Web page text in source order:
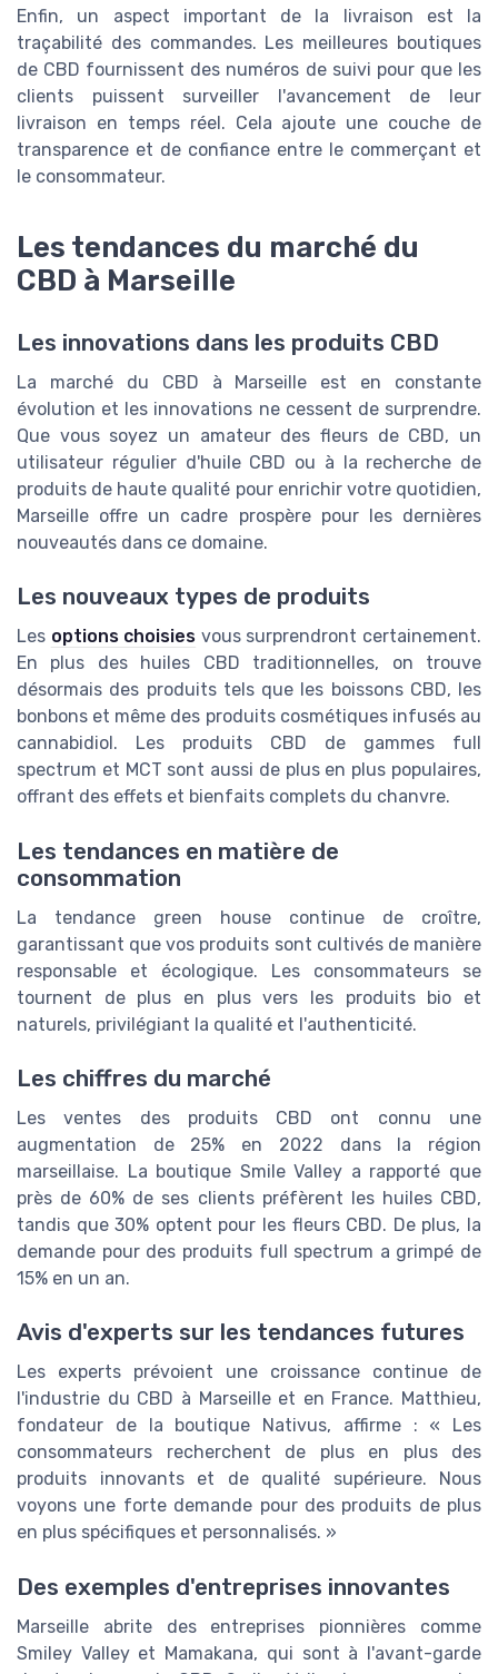
Enfin, un aspect important de la livraison est la
traçabilité des commandes. Les meilleures boutiques
de CBD fournissent des numéros de suivi pour que les
clients puissent surveiller l'avancement de leur
livraison en temps réel. Cela ajoute une couche de
transparence et de confiance entre le commerçant et
le consommateur.
Les tendances du marché du
CBD à Marseille
Les innovations dans les produits CBD
La marché du CBD à Marseille est en constante
évolution et les innovations ne cessent de surprendre.
Que vous soyez un amateur des fleurs de CBD, un
utilisateur régulier d'huile CBD ou à la recherche de
produits de haute qualité pour enrichir votre quotidien,
Marseille offre un cadre prospère pour les dernières
nouveautés dans ce domaine.
Les nouveaux types de produits
Les options choisies vous surprendront certainement.
En plus des huiles CBD traditionnelles, on trouve
désormais des produits tels que les boissons CBD, les
bonbons et même des produits cosmétiques infusés au
cannabidiol. Les produits CBD de gammes full
spectrum et MCT sont aussi de plus en plus populaires,
offrant des effets et bienfaits complets du chanvre.
Les tendances en matière de
consommation
La tendance green house continue de croître,
garantissant que vos produits sont cultivés de manière
responsable et écologique. Les consommateurs se
tournent de plus en plus vers les produits bio et
naturels, privilégiant la qualité et l'authenticité.
Les chiffres du marché
Les ventes des produits CBD ont connu une
augmentation de 25% en 2022 dans la région
marseillaise. La boutique Smile Valley a rapporté que
près de 60% de ses clients préfèrent les huiles CBD,
tandis que 30% optent pour les fleurs CBD. De plus, la
demande pour des produits full spectrum a grimpé de
15% en un an.
Avis d'experts sur les tendances futures
Les experts prévoient une croissance continue de
l'industrie du CBD à Marseille et en France. Matthieu,
fondateur de la boutique Nativus, affirme : « Les
consommateurs recherchent de plus en plus des
produits innovants et de qualité supérieure. Nous
voyons une forte demande pour des produits de plus
en plus spécifiques et personnalisés. »
Des exemples d'entreprises innovantes
Marseille abrite des entreprises pionnières comme
Smiley Valley et Mamakana, qui sont à l'avant-garde